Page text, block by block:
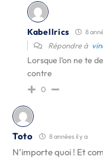
Kabellrics 8
Répondre à
Lorsque l’on ne te
contre
0
Toto 8 années il y a
N’importe quoi ! Et